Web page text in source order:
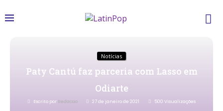
Notícias
Paty Cantú faz parceria com Lasso em
Odiarte
Escrito por Redacao 27 de janeiro de 2021 500 Visualizações